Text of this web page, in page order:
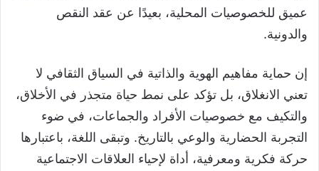
عميق للخصوصيات المحلية، بعيدًا عن عقد النقص
والدونية.
إن حماية مفاهيم الهوية والذاتية في السياق الثقافي لا
تعني الانغلاق، بل تؤكد على نمط حياة متجذر في الأخلاق،
والتكيف مع خصوصيات الأفراد والجماعات، في ضوء
التجربة الحضارية والوعي بالتاريخ. وتبقى اللغة، باعتبارها
حركة فكرية ومعرفية، أداة لإحياء العلاقات الاجتماعية